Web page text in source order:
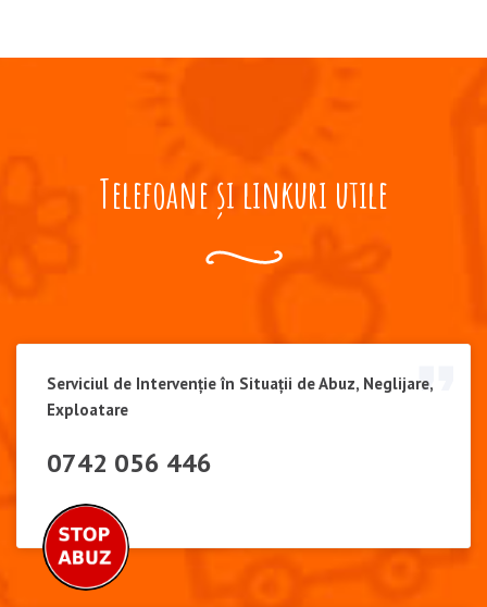
Telefoane și linkuri utile
Serviciul de Intervenție în Situații de Abuz, Neglijare,
Exploatare
0742 056 446